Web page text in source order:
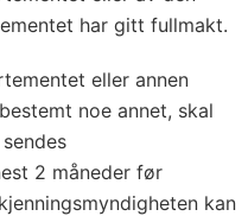
har gitt fullmakt.
eller annen
noe annet, skal
2 måneder før
kan